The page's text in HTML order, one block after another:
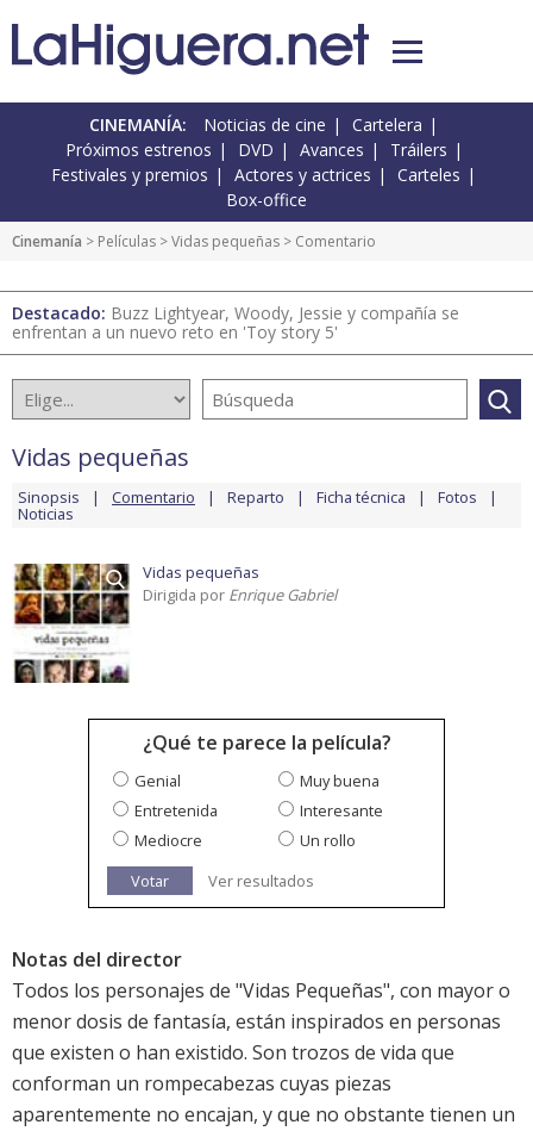
CINEMANÍA: Noticias de cine
Cartelera
Próximos estrenos
DVD Avances
Tráilers
Festivales y premios
Actores y actrices
Carteles
Box-office
Cinemanía > Películas >Vidas pequeñas > Comentario
Destacado: Buzz Lightyear, Woody, Jessie y compañía se
enfrentan a un nuevo reto en 'Toy story 5'
Vidas pequeñas
Sinopsis Comentario Reparto Ficha técnica Fotos
Noticias
Vidas pequeñas
Dirigida por Enrique Gabriel
¿Qué te parece la película?
Genial
Muy buena
Entretenida
Interesante
Mediocre
Un rollo
Votar
Ver resultados
Notas del director
Todos los personajes de "Vidas Pequeñas", con mayor o
menor dosis de fantasía, están inspirados en personas
que existen o han existido. Son trozos de vida que
conforman un rompecabezas cuyas piezas
aparentemente no encajan, y que no obstante tienen un